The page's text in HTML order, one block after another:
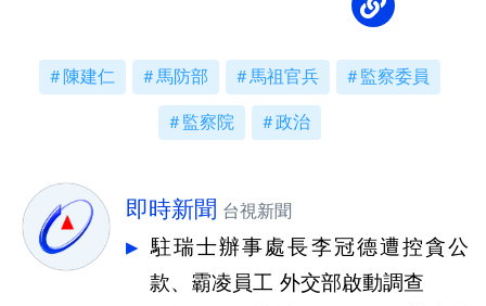
陳建仁 馬防部 馬祖官兵 監察委員
監察院 政治
即時新聞 台視新聞
駐瑞士辦事處長李冠德遭控貪公
款、霸凌員工 外交部啟動調查